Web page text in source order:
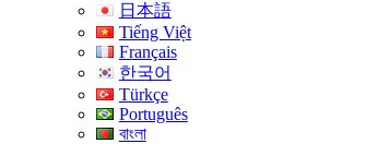
日本語
Tiếng Việt
Français
한국어
Türkçe
Português
বাংলা